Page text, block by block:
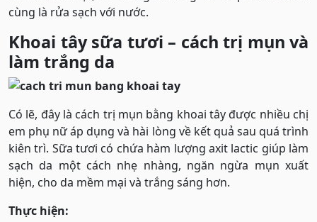
cùng là rửa sạch với nước.
Khoai tây sữa tươi – cách trị mụn và
làm trắng da
Có lẽ, đây là cách trị mụn bằng khoai tây được nhiều chị
em phụ nữ áp dụng và hài lòng về kết quả sau quá trình
kiên trì. Sữa tươi có chứa hàm lượng axit lactic giúp làm
sạch da một cách nhẹ nhàng, ngăn ngừa mụn xuất
hiện, cho da mềm mại và trắng sáng hơn.
Thực hiện: